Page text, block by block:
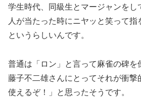
学生時代、同級生とマージャンをし
人が当たった時にニヤッと笑って指
というらしいんです。
普通は「ロン」と言って麻雀の碑を
藤子不二雄さんにとってそれが衝撃
使えるぞ！」と思ったそうです。